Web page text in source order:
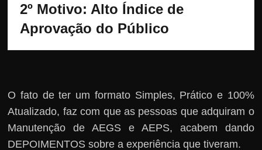
2º Motivo: Alto Índice de
Aprovação do Público
O fato de ter um formato Simples, Prático e 100%
Atualizado, faz com que as pessoas que adquiram o
Manutenção de AEGS e AEPS, acabem dando
DEPOIMENTOS sobre a experiência que tiveram.